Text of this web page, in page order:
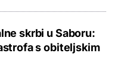
skrbi u Saboru:
s obiteljskim